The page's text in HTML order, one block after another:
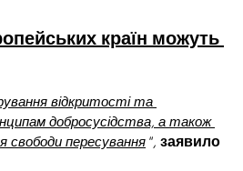
країн можуть
відкритості та
добросусідства, а також
пересування ", заявило